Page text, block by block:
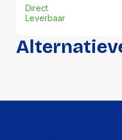
Lengte:
Direct
Leverbaar